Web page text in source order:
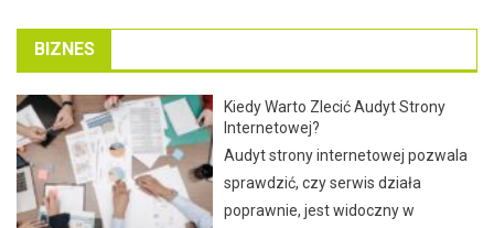
BIZNES
Kiedy Warto Zlecić Audyt Strony
Internetowej?
Audyt strony internetowej pozwala
sprawdzić, czy serwis działa
poprawnie, jest widoczny w